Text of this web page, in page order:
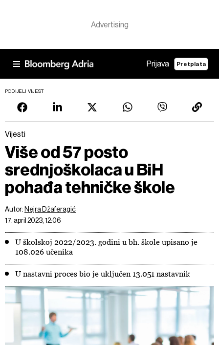
Prijava Pretplata
PODIJELI VIJEST
Vijesti
Više od 57 posto
srednjoškolaca u BiH
pohađa tehničke škole
Autor: Nejra Džaferagić
17. april 2023, 12:06
U školskoj 2022/2023. godini u bh. škole upisano je
108.026 učenika
U nastavni proces bio je uključen 13.051 nastavnik